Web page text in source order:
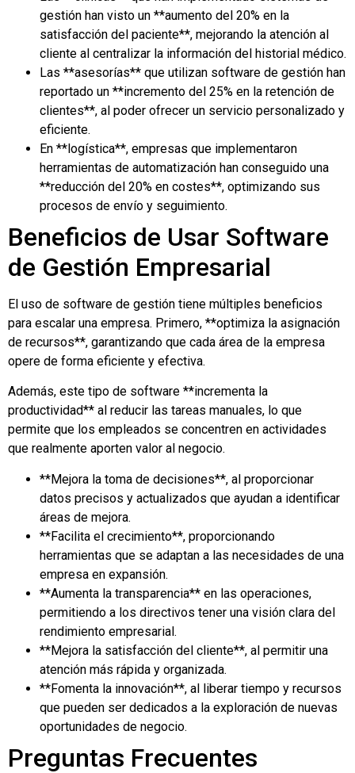
gestión han visto un **aumento del 20% en la
satisfacción del paciente**, mejorando la atención al
cliente al centralizar la información del historial médico.
Las **asesorías** que utilizan software de gestión han
reportado un **incremento del 25% en la retención de
clientes**, al poder ofrecer un servicio personalizado y
eficiente.
En **logística**, empresas que implementaron
herramientas de automatización han conseguido una
**reducción del 20% en costes**, optimizando sus
procesos de envío y seguimiento.
Beneficios de Usar Software
de Gestión Empresarial
El uso de software de gestión tiene múltiples beneficios
para escalar una empresa. Primero, **optimiza la asignación
de recursos**, garantizando que cada área de la empresa
opere de forma eficiente y efectiva.
Además, este tipo de software **incrementa la
productividad** al reducir las tareas manuales, lo que
permite que los empleados se concentren en actividades
que realmente aporten valor al negocio.
**Mejora la toma de decisiones**, al proporcionar
datos precisos y actualizados que ayudan a identificar
áreas de mejora.
**Facilita el crecimiento**, proporcionando
herramientas que se adaptan a las necesidades de una
empresa en expansión.
**Aumenta la transparencia** en las operaciones,
permitiendo a los directivos tener una visión clara del
rendimiento empresarial.
**Mejora la satisfacción del cliente**, al permitir una
atención más rápida y organizada.
**Fomenta la innovación**, al liberar tiempo y recursos
que pueden ser dedicados a la exploración de nuevas
oportunidades de negocio.
Preguntas Frecuentes